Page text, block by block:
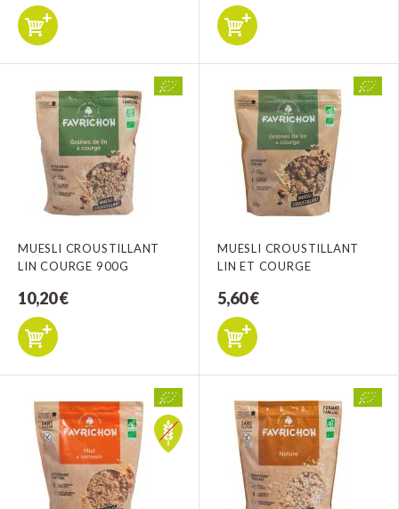
MUESLI CROUSTILLANT
LIN COURGE 900G
10,20 €
MUESLI CROUSTILLANT
LIN ET COURGE
5,60 €